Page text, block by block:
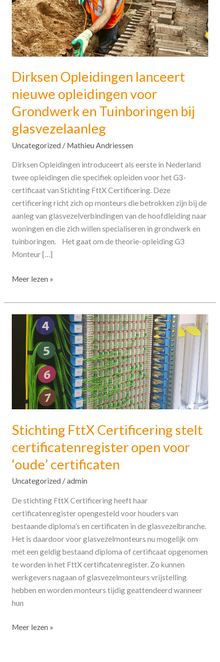
Dirksen Opleidingen lanceert
nieuwe opleidingen voor
Grondwerk en Tuinboringen bij
glasvezelaanleg
Uncategorized / Mathieu Andriessen
Dirksen Opleidingen introduceert als eerste in Nederland
twee opleidingen die specifiek opleiden voor het G3-
certificaat van Stichting FttX Certificering. Deze
certificering richt zich op monteurs die betrokken zijn bij de
aanleg van glasvezelverbindingen van de hoofdleiding naar
woningen en die zich willen specialiseren in grondwerk en
tuinboringen. Het gaat om de theorie-opleiding G3
Monteur […]
Grondwerk
en
Tuinboringen
bij
glasvezelaanleg
Meer lezen »
Stichting FttX Certificering stelt
certificatenregister open voor
‘oude’ certificaten
Uncategorized /admin
De stichting FttX Certificering heeft haar
certificatenregister opengesteld voor houders van
bestaande diploma’s en certificaten in de glasvezelbranche.
Het is daardoor voor glasvezelmonteurs nu mogelijk om
met een geldig bestaand diploma of certificaat opgenomen
te worden in het FttX certificatenregister. Zo kunnen
werkgevers nagaan of glasvezelmonteurs vrijstelling
hebben en worden monteurs tijdig geattendeerd wanneer
hun
Stichting
FttX
Certificering
certificatenregister
open
voor
‘oude’
Meer lezen »